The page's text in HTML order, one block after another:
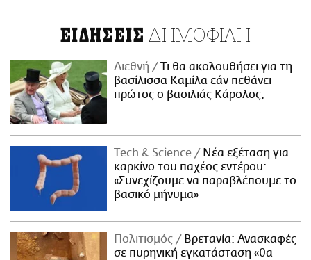
ΕΙΔΗΣΕΙΣ ΔΗΜΟΦΙΛΗ
Διεθνή
Τι θα ακολουθήσει για τη
βασίλισσα Καμίλα εάν πεθάνει
πρώτος ο βασιλιάς Κάρολος;
Τech & Science
Νέα εξέταση για
καρκίνο του παχέος εντέρου:
«Συνεχίζουμε να παραβλέπουμε το
βασικό μήνυμα»
Πολιτισμός
Βρετανία: Ανασκαφές
σε πυρηνική εγκατάσταση «θα